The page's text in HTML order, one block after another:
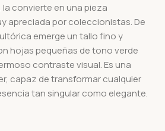
convierte en una pieza
apreciada por coleccionistas. De
emerge un tallo fino y
hojas pequeñas de tono verde
contraste visual. Es una
capaz de transformar cualquier
tan singular como elegante.